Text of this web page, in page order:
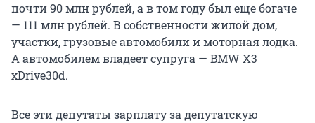
почти 90 млн рублей, а в том году был еще богаче
— 111 млн рублей. В собственности жилой дом,
участки, грузовые автомобили и моторная лодка.
А автомобилем владеет супруга — BMW X3
xDrive30d.
Все эти депутаты зарплату за депутатскую